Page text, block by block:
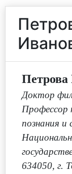
Петрова
Доктор
Профессор
познания и
634050, г.